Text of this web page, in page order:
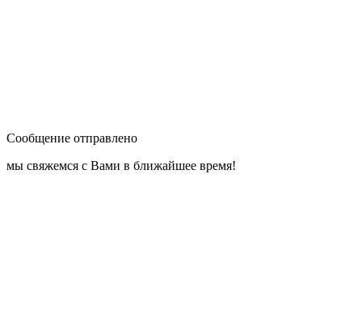
Сообщение отправлено
мы свяжемся с Вами в ближайшее время!